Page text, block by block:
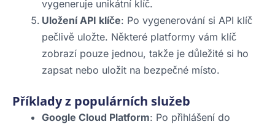
vygeneruje unikátní klíč.
Uložení API klíče: Po vygenerování si API klíč
pečlivě uložte. Některé platformy vám klíč
zobrazí pouze jednou, takže je důležité si ho
zapsat nebo uložit na bezpečné místo.
Příklady z populárních služeb
Google Cloud Platform: Po přihlášení do